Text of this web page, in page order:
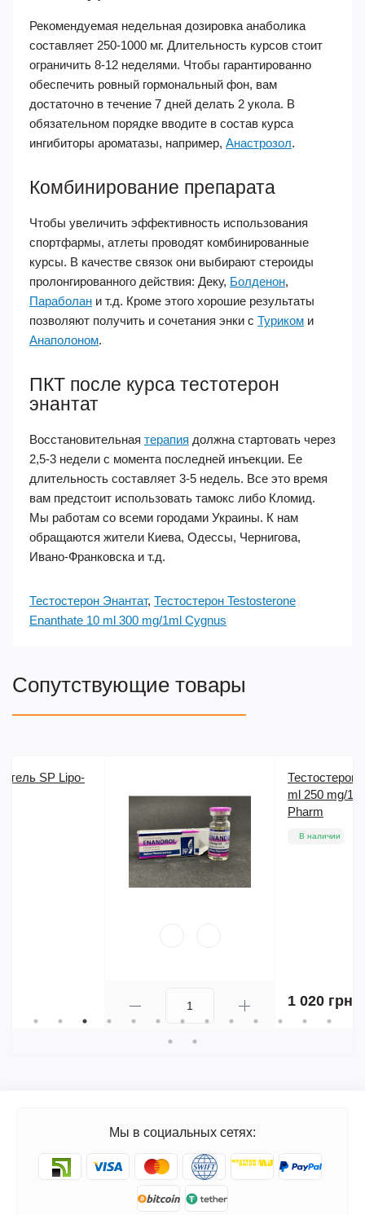
Рекомендуемая недельная дозировка анаболика
составляет 250-1000 мг. Длительность курсов стоит
ограничить 8-12 неделями. Чтобы гарантированно
обеспечить ровный гормональный фон, вам
достаточно в течение 7 дней делать 2 укола. В
обязательном порядке вводите в состав курса
ингибиторы ароматазы, например, Анастрозол.
Комбинирование препарата
Чтобы увеличить эффективность использования
спортфармы, атлеты проводят комбинированные
курсы. В качестве связок они выбирают стероиды
пролонгированного действия: Деку, Болденон,
Параболан и т.д. Кроме этого хорошие результаты
позволяют получить и сочетания энки с Туриком и
Анаполоном.
ПКТ после курса тестотерон
энантат
Восстановительная терапия должна стартовать через
2,5-3 недели с момента последней инъекции. Ее
длительность составляет 3-5 недель. Все это время
вам предстоит использовать тамокс либо Кломид.
Мы работам со всеми городами Украины. К нам
обращаются жители Киева, Одессы, Чернигова,
Ивано-Франковска и т.д.
Тестостерон Энантат, Тестостерон Testosterone
Enanthate 10 ml 300 mg/1ml Cygnus
Сопутствующие товары
Тестостерон Enandrol 10
ml 250 mg/1ml Balkan
Pharm
В наличии
1 020 грн.
Мы в социальных сетях: